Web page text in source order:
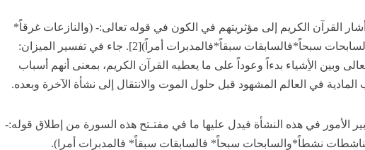
أشار القرآن الكريم إلى مؤثريتهم في الكون في قوله تعالى:- (والنازعات غرقاً*
والناشطات نشطاً*والسابحات سبحاً*فالسابقات سبقاً*فالمدبرات أمراً)[2]. جاء في تفسير الميزان:
وبين الأِشياء بدءاً وعوداً على ما يعطيه القرآن الكريم، بمعنى أنهم أسباب
في العالم المشهود قبل حلول الموت والانتقال إلى نشأة الآخرة وبعده.
الأمور في هذه النشأة فيدل عليها ما في مفتـتح هذه السورة من إطلاق قوله:-
نشطاً*والسابحات سبحاً* فالسابقات سبقاً* فالمدبرات أمرا).